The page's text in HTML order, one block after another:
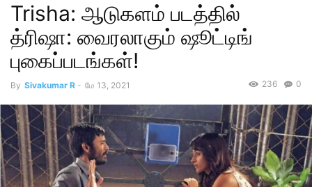
Trisha: ஆடுகளம் படத்தில்
த்ரிஷா: வைரலாகும் ஷூட்டிங்
புகைப்படங்கள்!
By Sivakumar R - மே 13, 2021 0
236